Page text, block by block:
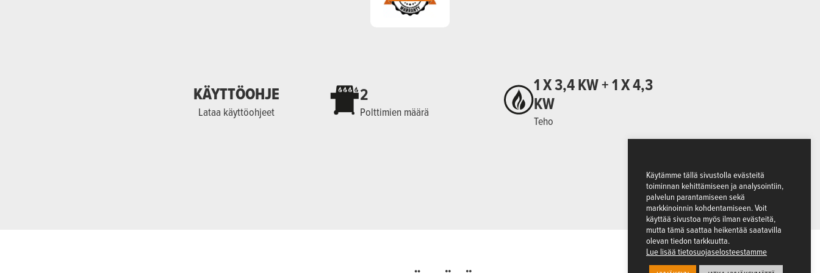
KÄYTTÖOHJE
Lataa käyttöohjeet
2
Polttimien määrä
1 X 3,4 KW + 1 X 4,3
KW
Teho
Käytämme tällä sivustolla evästeitä
toiminnan kehittämiseen ja analysointiin,
palvelun parantamiseen sekä
markkinoinnin kohdentamiseen. Voit
käyttää sivustoa myös ilman evästeitä,
mutta tämä saattaa heikentää saatavilla
olevan tiedon tarkkuutta.
Lue lisää tietosuojaselosteestamme